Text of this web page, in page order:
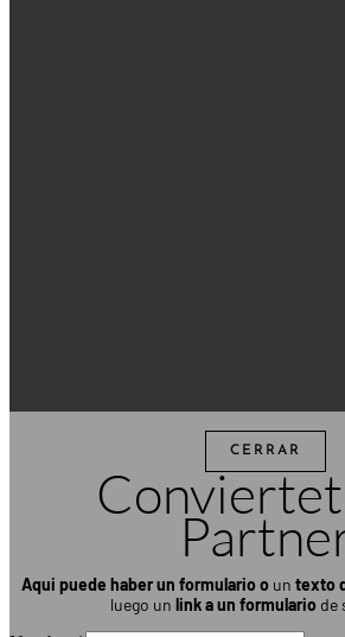
CERRAR
Aqui puede haber un formulario oun texto
luego un link a un formulario de